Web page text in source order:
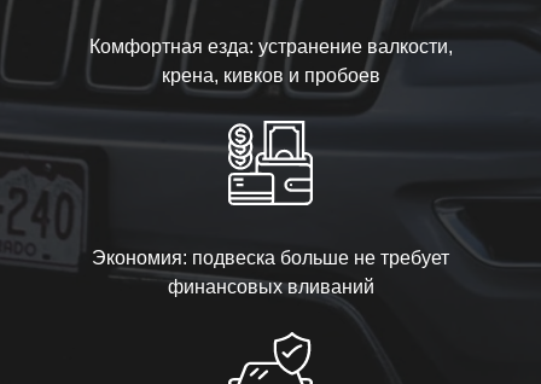
Комфортная езда: устранение валкости,
крена, кивков и пробоев
Экономия: подвеска больше не требует
финансовых вливаний